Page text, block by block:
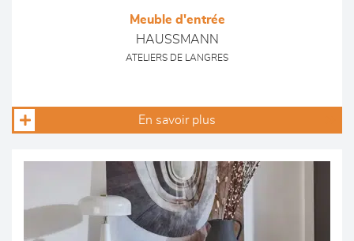
Meuble d'entrée
HAUSSMANN
ATELIERS DE LANGRES
En savoir plus